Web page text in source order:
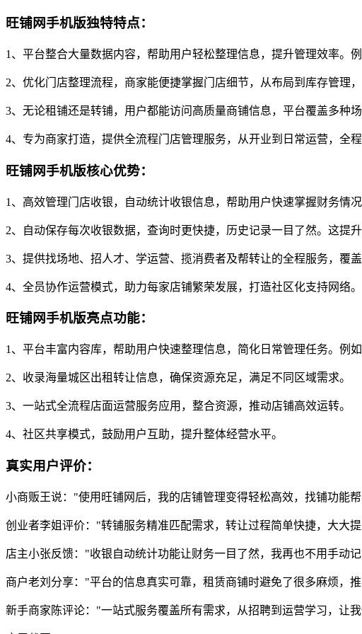
旺铺网手机版独特特点：
1、平台整合大量数据内容，帮助用户轻松整理信息，提升管理效率。
2、优化门店整理流程，商家能便捷掌握门店细节，从布局到库存管理，
3、无论租铺还是转铺，用户都能访问高质量商铺信息，平台覆盖多种场
4、专为商家打造，提供全流程门店管理服务，从开业到日常运营，全程
旺铺网手机版核心优势：
1、高效管理门店收银，自动统计收银信息，帮助用户快速掌握财务情
2、自动保存每次收银数据，查询时更快捷，历史记录一目了然。这提
3、提供找场地、招人才、学运营、揽消费者及帮转让的全程服务，覆
4、全员协作运营模式，助力每家店铺繁荣发展，打造社区化支持网络。
旺铺网手机版亮点功能：
1、平台丰富内容库，帮助用户快速整理信息，简化日常管理任务。例
2、收录海量城区出租转让信息，确保资源充足，满足不同区域需求。
3、一站式全流程店面运营服务应用，整合资源，推动店铺高效运转。
4、社区共享模式，鼓励用户互助，提升整体经营水平。
真实用户评价：
小商贩王说："使用旺铺网后，我的店铺管理变得轻松高效，找铺功能
创业者李姐评价："转铺服务精准匹配需求，转让过程简单快捷，大大
店主小张反馈："收银自动统计功能让财务一目了然，我再也不用手动
商户老刘分享："平台的信息真实可靠，租赁商铺时避免了很多麻烦，
新手商家陈评论："一站式服务覆盖所有需求，从招聘到运营学习，让